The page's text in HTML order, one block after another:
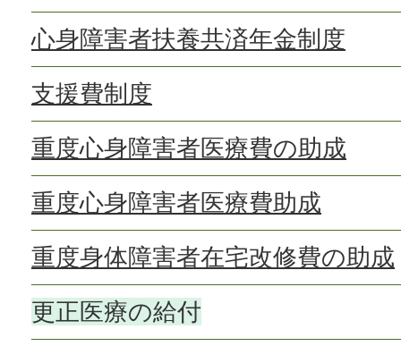
心身障害者扶養共済年金制度
支援費制度
重度心身障害者医療費の助成
重度心身障害者医療費助成
重度身体障害者在宅改修費の助成
更正医療の給付